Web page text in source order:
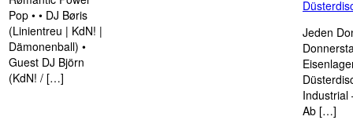
Pop • • DJ Børis
(Linientreu | KdN! |
Dämonenball) •
Guest DJ Björn
(KdN! / […]
Jeden
Industrial
Ab […]